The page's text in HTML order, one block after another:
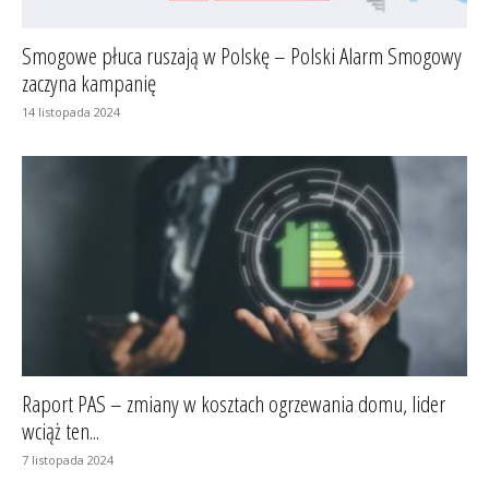
Smogowe płuca ruszają w Polskę – Polski Alarm Smogowy
zaczyna kampanię
14 listopada 2024
Raport PAS – zmiany w kosztach ogrzewania domu, lider
wciąż ten...
7 listopada 2024